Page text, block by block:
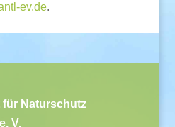
ev.de.
Naturschutz
V.